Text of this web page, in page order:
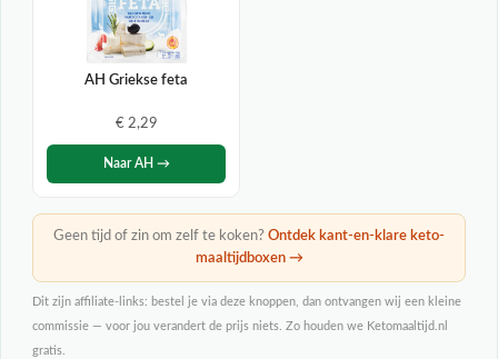
AH Griekse feta
€ 2,29
Naar AH →
Geen tijd of zin om zelf te koken? Ontdek kant-en-klare keto-
maaltijdboxen →
Dit zijn affiliate-links: bestel je via deze knoppen, dan ontvangen wij een kleine
commissie — voor jou verandert de prijs niets. Zo houden we Ketomaaltijd.nl
gratis.